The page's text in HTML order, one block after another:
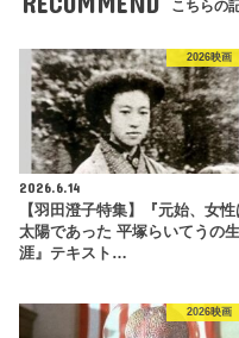
こちらの
2026映画
2026.6.14
【羽田澄子特集】『元始、女性
太陽であった 平塚らいてうの生
涯』テキスト…
2026映画